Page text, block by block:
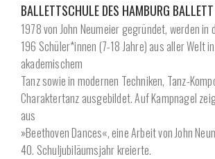
BALLETTSCHULE DES HAMBURG BALLETT
1978 von John Neumeier gegründet, werden
196 Schüler*innen (7-18 Jahre) aus aller Welt
akademischem
Tanz sowie in modernen Techniken, Tanz-
Charaktertanz ausgebildet. Auf Kampnagel
aus
»Beethoven Dances«, eine Arbeit von John
40. Schuljubiläumsjahr kreierte.